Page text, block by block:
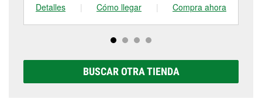
Detalles
| Cómo llegar | Compra ahora
BUSCAR OTRA TIENDA